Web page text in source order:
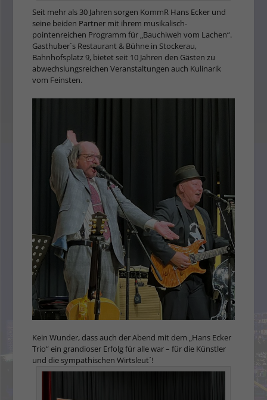
Seit mehr als 30 Jahren sorgen KommR Hans Ecker und
seine beiden Partner mit ihrem musikalisch-
pointenreichen Programm für „Bauchiweh vom Lachen“.
Gasthuber´s Restaurant & Bühne in Stockerau,
Bahnhofsplatz 9, bietet seit 10 Jahren den Gästen zu
abwechslungsreichen Veranstaltungen auch Kulinarik
vom Feinsten.
Kein Wunder, dass auch der Abend mit dem „Hans Ecker
Trio“ ein grandioser Erfolg für alle war – für die Künstler
und die sympathischen Wirtsleut´!